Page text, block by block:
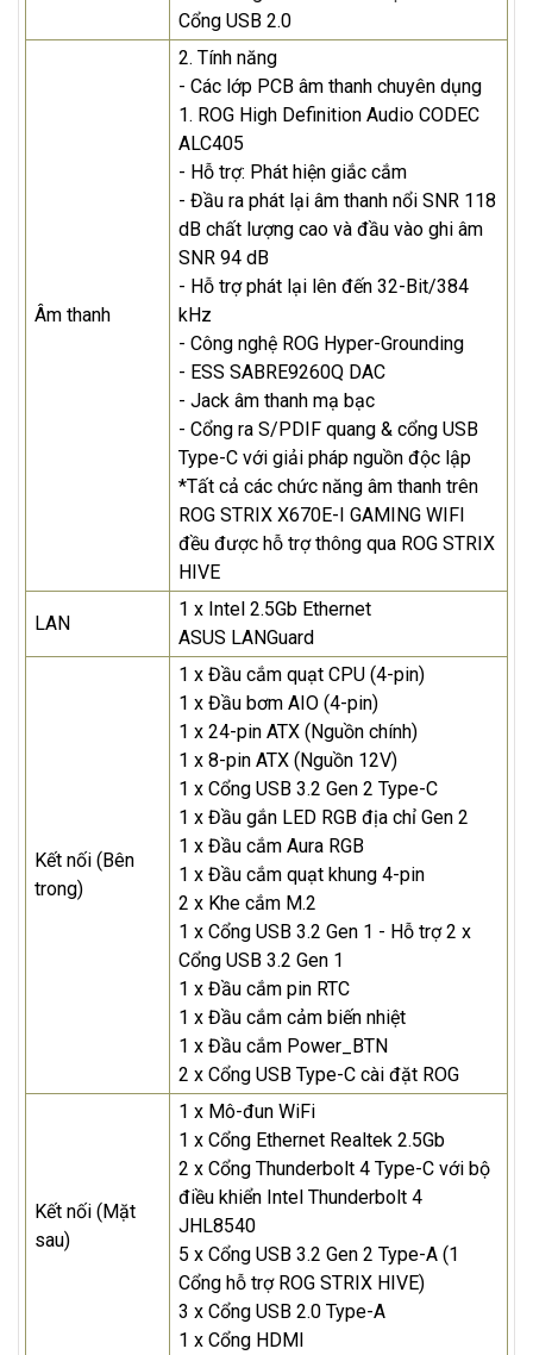
Cổng USB 2.0
Âm thanh
2. Tính năng
- Các lớp PCB âm thanh chuyên dụng
1. ROG High Definition Audio CODEC
ALC405
- Hỗ trợ: Phát hiện giắc cắm
- Đầu ra phát lại âm thanh nổi SNR 118
dB chất lượng cao và đầu vào ghi âm
SNR 94 dB
- Hỗ trợ phát lại lên đến 32-Bit/384
kHz
- Công nghệ ROG Hyper-Grounding
- ESS SABRE9260Q DAC
- Jack âm thanh mạ bạc
- Cổng ra S/PDIF quang & cổng USB
Type-C với giải pháp nguồn độc lập
*Tất ​​cả các chức năng âm thanh trên
ROG STRIX X670E-I GAMING WIFI
đều được hỗ trợ thông qua ROG STRIX
HIVE
LAN
1 x Intel 2.5Gb Ethernet
ASUS LANGuard
Kết nối (Bên
trong)
1 x Đầu cắm quạt CPU (4-pin)
1 x Đầu bơm AIO (4-pin)
1 x 24-pin ATX (Nguồn chính)
1 x 8-pin ATX (Nguồn 12V)
1 x Cổng USB 3.2 Gen 2 Type-C
1 x Đầu gắn LED RGB địa chỉ Gen 2
1 x Đầu cắm Aura RGB
1 x Đầu cắm quạt khung 4-pin
2 x Khe cắm M.2
1 x Cổng USB 3.2 Gen 1 - Hỗ trợ 2 x
Cổng USB 3.2 Gen 1
1 x Đầu cắm pin RTC
1 x Đầu cắm cảm biến nhiệt
1 x Đầu cắm Power_BTN
2 x Cổng USB Type-C cài đặt ROG
Kết nối (Mặt
sau)
1 x Mô-đun WiFi
1 x Cổng Ethernet Realtek 2.5Gb
2 x Cổng Thunderbolt 4 Type-C với bộ
điều khiển Intel Thunderbolt 4
JHL8540
5 x Cổng USB 3.2 Gen 2 Type-A (1
Cổng hỗ trợ ROG STRIX HIVE)
3 x Cổng USB 2.0 Type-A
1 x Cổng HDMI